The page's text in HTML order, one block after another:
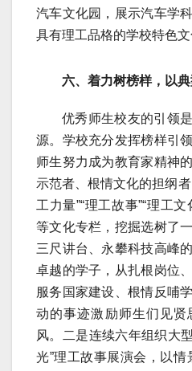
汽车文化园，展示汽车学
具有理工品格的学校特色文
六、着力树榜样，以
优秀师生校友的引领
源。学校充分发挥榜样引
师生努力成为教育家精神
示范者、根情文化的担纲
工力量”“理工故事”“理工
等文化专栏，挖掘选树了
三尺讲台、永攀科技高峰
卓越的学子，从扎根岗位
服务国家建设、根情反哺
动的事迹激励师生们见
风。二是连续六年组织大
光”理工故事展演会，以情